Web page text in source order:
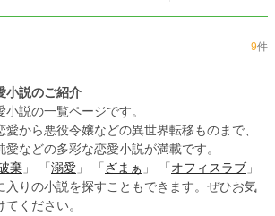
9件
小説のご紹介
説の一覧ページです。
から悪役令嬢などの異世界転移ものまで、
などの多彩な恋愛小説が満載です。
棄 」 「 溺愛 」 「 ざまぁ 」 「 オフィスラブ 」
入りの小説を探すこともできます。ぜひお気
ください。